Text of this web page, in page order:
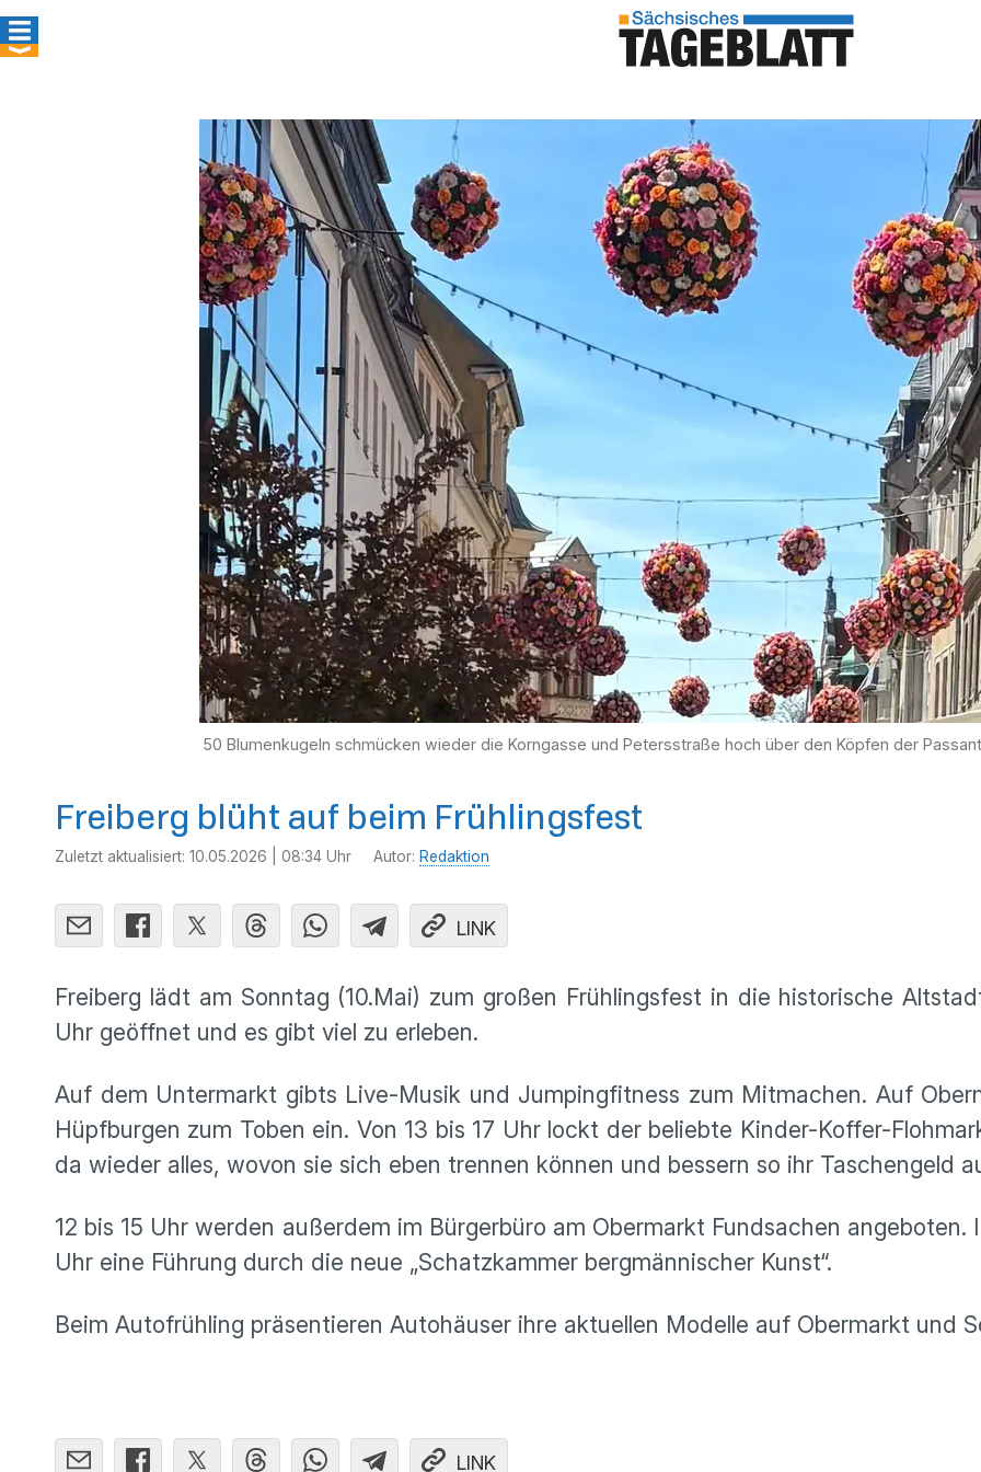
50 Blumenkugeln schmücken wieder die Korngasse und Petersstraße hoch über den Köpfen der
Freiberg blüht auf beim Frühlingsfest
Zuletzt aktualisiert: 10.05.2026 | 08:34 Uhr Autor: Redaktion
LINK
Freiberg lädt am Sonntag (10.Mai) zum großen Frühlingsfest in die historische
Uhr geöffnet und es gibt viel zu erleben.
Auf dem Untermarkt gibts Live-Musik und Jumpingfitness zum Mitmachen. Auf
Hüpfburgen zum Toben ein. Von 13 bis 17 Uhr lockt der beliebte Kinder-Koffer-
da wieder alles, wovon sie sich eben trennen können und bessern so ihr Taschengeld
12 bis 15 Uhr werden außerdem im Bürgerbüro am Obermarkt Fundsachen
Uhr eine Führung durch die neue „Schatzkammer bergmännischer Kunst“.
Beim Autofrühling präsentieren Autohäuser ihre aktuellen Modelle auf Obermarkt und
LINK